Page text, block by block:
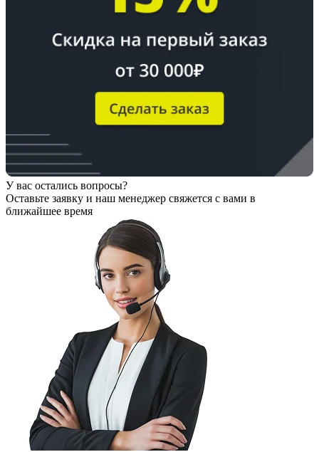
У вас остались вопросы?
Оставьте заявку и наш менеджер свяжется с вами в
ближайшее время